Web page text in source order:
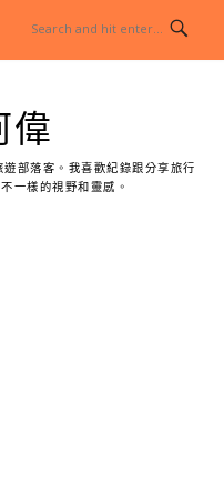
偉
部落客。我喜歡紀錄跟分享旅行
一樣的視野和靈感。